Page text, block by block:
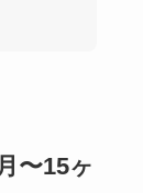
〜15ヶ